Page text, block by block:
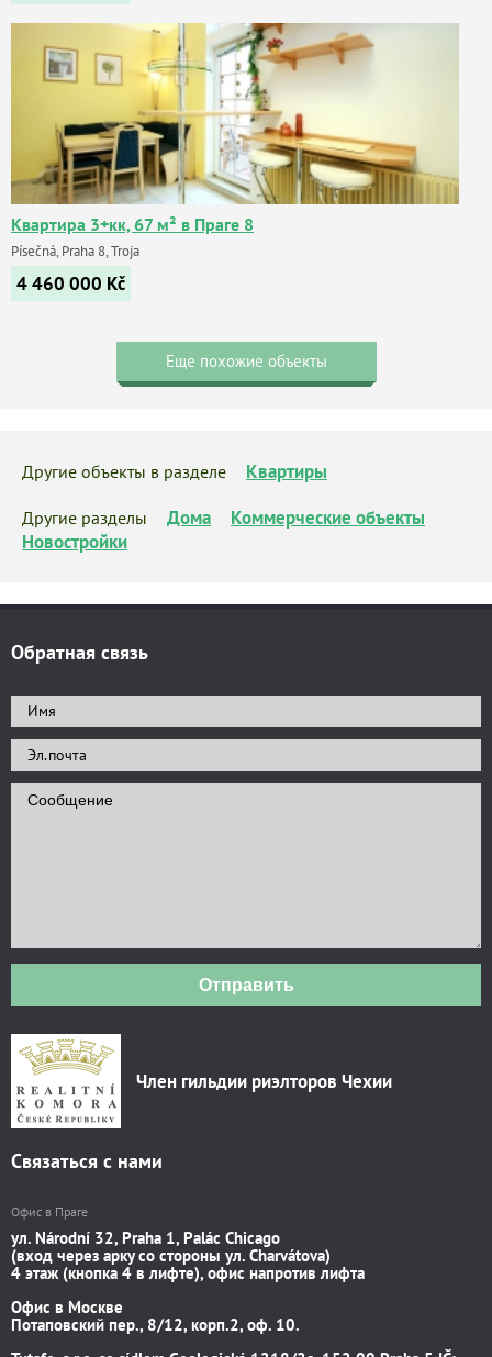
Квартира 3+кк, 67 м² в Праге 8
Písečná, Praha 8, Troja
4 460 000 Kč
Еще похожие объекты
Другие объекты в разделе Квартиры
Другие разделы Дома
Коммерческие объекты
Новостройки
Обратная связь
Отправить
Член гильдии риэлторов Чехии
Связаться с нами
Офис в Праге
ул. Národní 32, Praha 1, Palác Chicago
(вход через арку со стороны ул. Charvátova)
4 этаж (кнопка 4 в лифте), офис напротив лифта
Офис в Москве
Потаповский пер., 8/12, корп.2, оф. 10.